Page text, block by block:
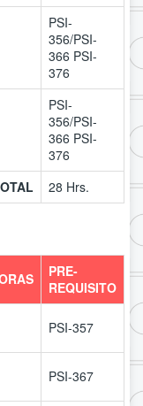
PSI-
356/PSI-
366 PSI-
376
PSI-
356/PSI-
366 PSI-
376
28 Hrs.
PRE-
REQUISITO
PSI-357
PSI-367